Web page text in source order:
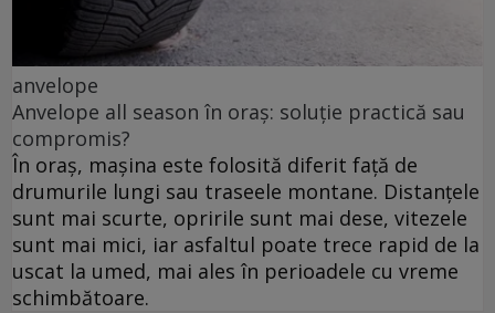
anvelope
Anvelope all season în oraș: soluție practică sau
compromis?
În oraș, mașina este folosită diferit față de
drumurile lungi sau traseele montane. Distanțele
sunt mai scurte, opririle sunt mai dese, vitezele
sunt mai mici, iar asfaltul poate trece rapid de la
uscat la umed, mai ales în perioadele cu vreme
schimbătoare.